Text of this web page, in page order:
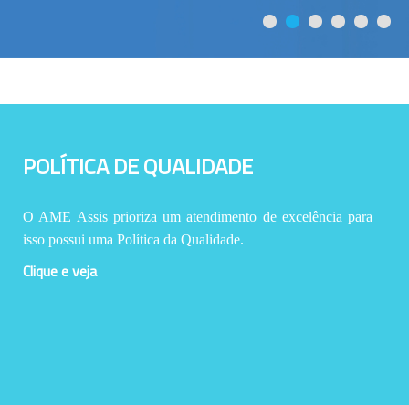
POLÍTICA DE QUALIDADE
O AME Assis prioriza um atendimento de excelência para
isso possui uma Política da Qualidade.
Clique e veja